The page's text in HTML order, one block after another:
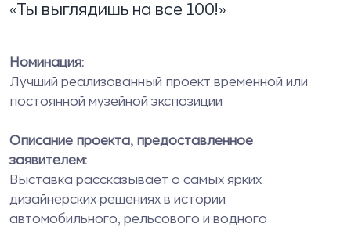
«Ты выглядишь на все 100!»
Номинация:
Лучший реализованный проект временной или
постоянной музейной экспозиции
Описание проекта, предоставленное
заявителем:
Выставка рассказывает о самых ярких
дизайнерских решениях в истории
автомобильного, рельсового и водного